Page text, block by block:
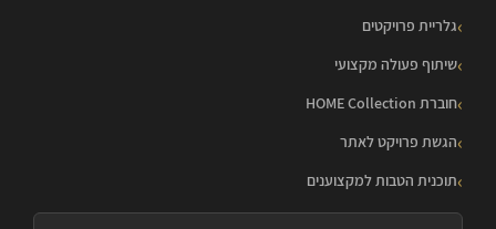
גלריית פרויקטים
שיתוף פעולה מקצועי
חוברת HOME Collection
הגשת פרויקט לאתר
תוכנית הטבות למקצוענים